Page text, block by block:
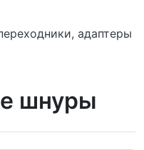
адаптеры
шнуры